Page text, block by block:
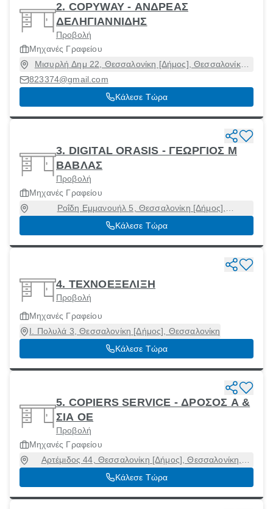
2. COPYWAY - ΑΝΔΡΕΑΣ
ΔΕΛΗΓΙΑΝΝΙΔΗΣ
Προβολή
Μηχανές Γραφείου
Μισυρλή Δημ 22, Θεσσαλονίκη [Δήμος], Θεσσαλονίκη,
823374@gmail.com
Κάλεσε Τώρα
3. DIGITAL ORASIS - ΓΕΩΡΓΙΟΣ Μ
ΒΑΒΛΑΣ
Προβολή
Μηχανές Γραφείου
Ροΐδη Εμμανουήλ 5, Θεσσαλονίκη [Δήμος],
Θεσσαλονίκη, 54248
Κάλεσε Τώρα
4. ΤΕΧΝΟΕΞΕΛΙΞΗ
Προβολή
Μηχανές Γραφείου
Ι. Πολυλά 3, Θεσσαλονίκη [Δήμος], Θεσσαλονίκη
Κάλεσε Τώρα
5. COPIERS SERVICE - ΔΡΟΣΟΣ Α &
ΣΙΑ ΟΕ
Προβολή
Μηχανές Γραφείου
Αρτέμιδος 44, Θεσσαλονίκη [Δήμος], Θεσσαλονίκη,
67150
Κάλεσε Τώρα